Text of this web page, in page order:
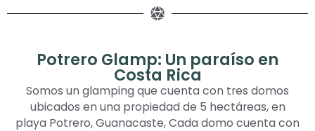
Potrero Glamp: Un paraíso en
Costa Rica
Somos un glamping que cuenta con tres domos
ubicados en una propiedad de 5 hectáreas, en
playa Potrero, Guanacaste, Cada domo cuenta con